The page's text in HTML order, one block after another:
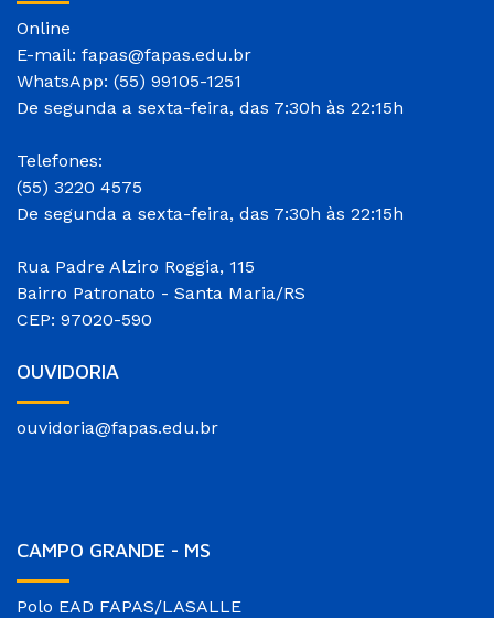
Online
E-mail: fapas@fapas.edu.br
WhatsApp: (55) 99105-1251
De segunda a sexta-feira, das 7:30h às 22:15h
Telefones:
(55) 3220 4575
De segunda a sexta-feira, das 7:30h às 22:15h
Rua Padre Alziro Roggia, 115
Bairro Patronato - Santa Maria/RS
CEP: 97020-590
OUVIDORIA
ouvidoria@fapas.edu.br
CAMPO GRANDE - MS
Polo EAD FAPAS/LASALLE